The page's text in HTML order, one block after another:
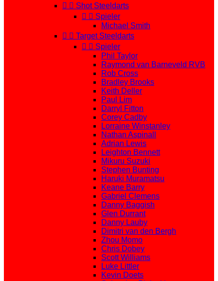
  Shot Steeldarts
  Spieler
Michael Smith
  Target Steeldarts
  Spieler
Phil Taylor
Raymond van Barneveld RVB
Rob Cross
Bradley Brooks
Keith Deller
Paul Lim
Darryl Fitton
Corey Cadby
Lorraine Winstanley
Nathan Aspinall
Adrian Lewis
Leighton Bennett
Mikuru Suzuki
Stephen Bunting
Haruki Muramatsu
Keane Barry
Gabriel Clemens
Danny Baggish
Glen Durrant
Danny Lauby
Dimitri van den Bergh
Zhou Momo
Chris Dobey
Scott Williams
Luke Littler
Kevin Doets